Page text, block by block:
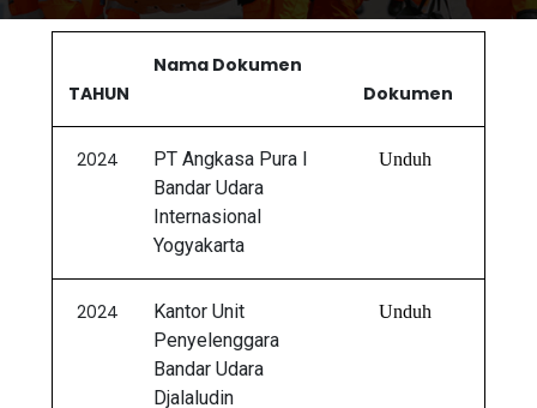
TAHUN
Nama Dokumen
Dokumen
2024
PT Angkasa Pura I
Bandar Udara
Internasional
Yogyakarta
Unduh
2024
Kantor Unit
Penyelenggara
Bandar Udara
Djalaludin
Unduh